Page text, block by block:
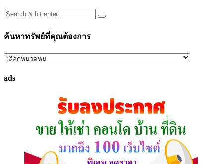
ค้นหาทรัพย์ที่คุณต้องการ
ค้นหา
ที่
ads